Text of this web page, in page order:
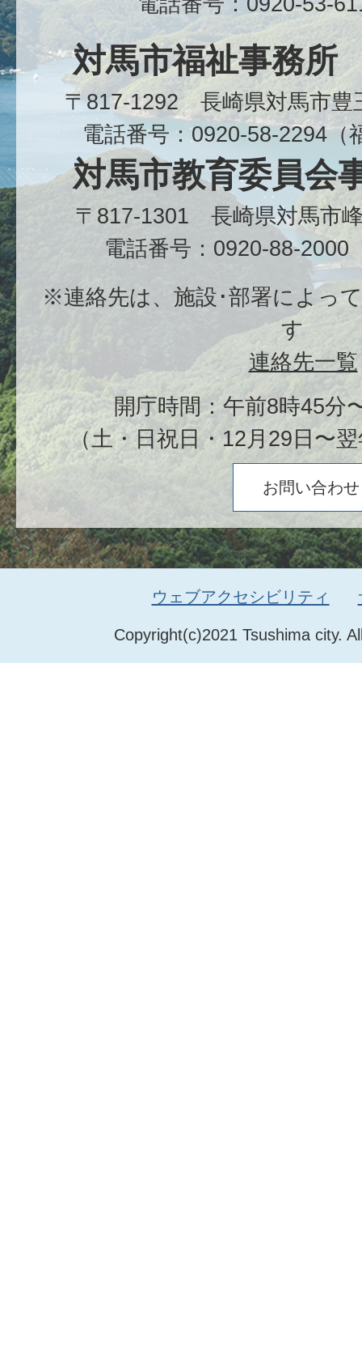
対馬市福祉事務所
〒817-1292 長崎県対馬市
電話番号：0920-58-2294（
対馬市教育委員会
〒817-1301 長崎県対馬市
電話番号：0920-88-2000
※連絡先は、施設･部署によっ
す
連絡先一覧
開庁時間：午前8時45分
（土・日祝日・12月29日〜
お問い合わせ
Copyright(c)2021 Tsushima city.
ウェブアクセシビリティ